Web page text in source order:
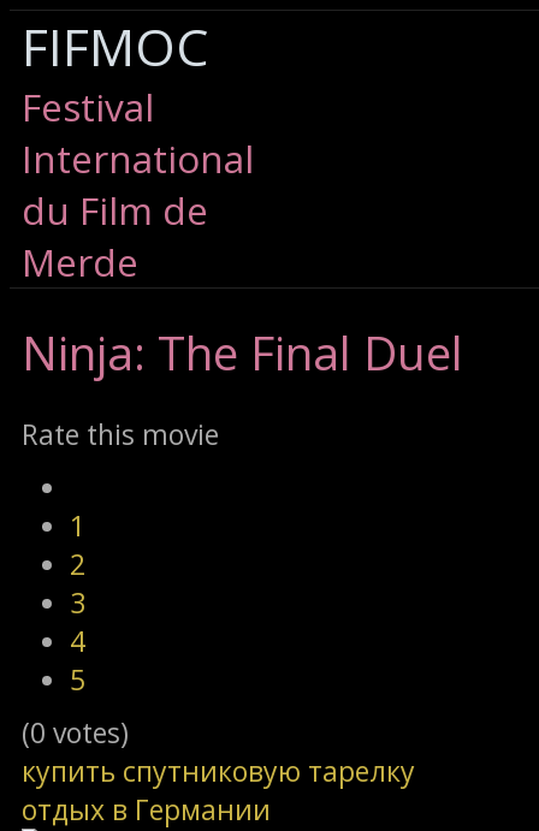
FIFMOC
Festival
International
du Film de
Merde
Ninja: The Final Duel
Rate this movie
1
2
3
4
5
(0 votes)
купить спутниковую тарелку
отдых в Германии